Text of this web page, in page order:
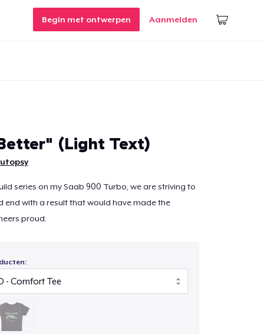
Begin met ontwerpen Aanmelden
(Light Text)
series on my Saab 900 Turbo, we are striving to
end with a result that would have made the
proud.